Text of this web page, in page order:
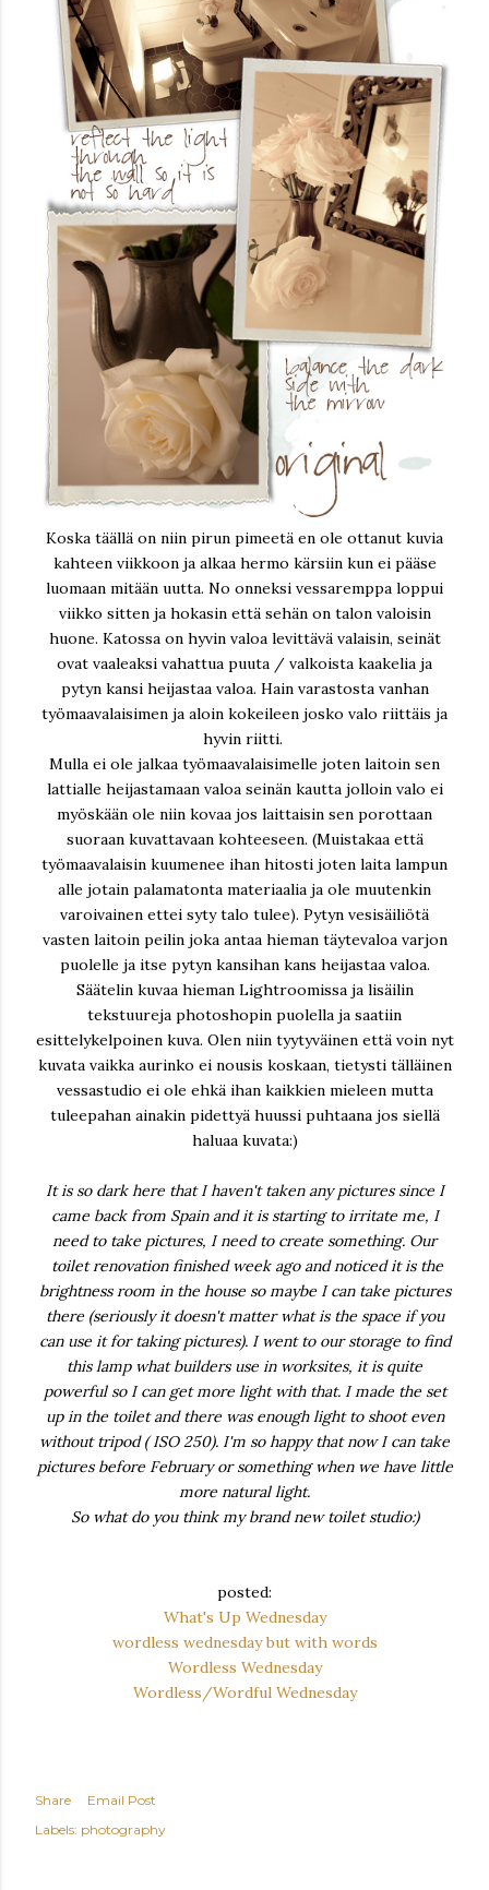
Koska täällä on niin pirun pimeetä en ole ottanut kuvia
kahteen viikkoon ja alkaa hermo kärsiin kun ei pääse
luomaan mitään uutta. No onneksi vessaremppa loppui
viikko sitten ja hokasin että sehän on talon valoisin
huone. Katossa on hyvin valoa levittävä valaisin, seinät
ovat vaaleaksi vahattua puuta / valkoista kaakelia ja
pytyn kansi heijastaa valoa. Hain varastosta vanhan
työmaavalaisimen ja aloin kokeileen josko valo riittäis ja
hyvin riitti.
Mulla ei ole jalkaa työmaavalaisimelle joten laitoin sen
lattialle heijastamaan valoa seinän kautta jolloin valo ei
myöskään ole niin kovaa jos laittaisin sen porottaan
suoraan kuvattavaan kohteeseen. (Muistakaa että
työmaavalaisin kuumenee ihan hitosti joten laita lampun
alle jotain palamatonta materiaalia ja ole muutenkin
varoivainen ettei syty talo tulee). Pytyn vesisäiliötä
vasten laitoin peilin joka antaa hieman täytevaloa varjon
puolelle ja itse pytyn kansihan kans heijastaa valoa.
Säätelin kuvaa hieman Lightroomissa ja lisäilin
tekstuureja photoshopin puolella ja saatiin
esittelykelpoinen kuva. Olen niin tyytyväinen että voin nyt
kuvata vaikka aurinko ei nousis koskaan, tietysti tälläinen
vessastudio ei ole ehkä ihan kaikkien mieleen mutta
tuleepahan ainakin pidettyä huussi puhtaana jos siellä
haluaa kuvata:)
It is so dark here that I haven't taken any pictures since I
came back from Spain and it is starting to irritate me, I
need to take pictures, I need to create something. Our
toilet renovation finished week ago and noticed it is the
brightness room in the house so maybe I can take pictures
there (seriously it doesn't matter what is the space if you
can use it for taking pictures). I went to our storage to find
this lamp what builders use in worksites, it is quite
powerful so I can get more light with that. I made the set
up in the toilet and there was enough light to shoot even
without tripod ( ISO 250). I'm so happy that now I can take
pictures before February or something when we have little
more natural light.
So what do you think my brand new toilet studio:)
posted:
What's Up Wednesday
wordless wednesday but with words
Wordless Wednesday
Wordless/Wordful Wednesday
Share
Email Post
Labels: photography